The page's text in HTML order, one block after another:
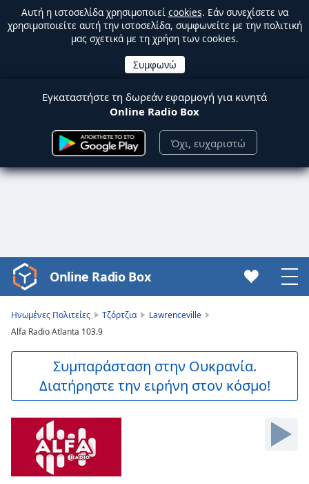
Αυτή η ιστοσελίδα χρησιμοποιεί cookies. Εάν συνεχίσετε να
χρησιμοποιείτε αυτή την ιστοσελίδα, συμφωνείτε με την πολιτική
μας σχετικά με τη χρήση των cookies.
Εγκαταστήστε τη δωρεάν εφαρμογή για κινητά
Online Radio Box
Όχι, ευχαριστώ
Video
Player
loading.
Video
Backward
Current
0:00
Online Radio Box
Ηνωμένες Πολιτείες Τζόρτζια
Lawrenceville
Alfa Radio Atlanta 103.9
Συμπαράσταση στην Ουκρανία.
Διατήρηστε την ειρήνη στον κόσμο!